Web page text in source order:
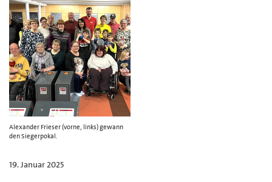
Alexander Frieser (vorne, links) gewann
den Siegerpokal.
19. Januar 2025